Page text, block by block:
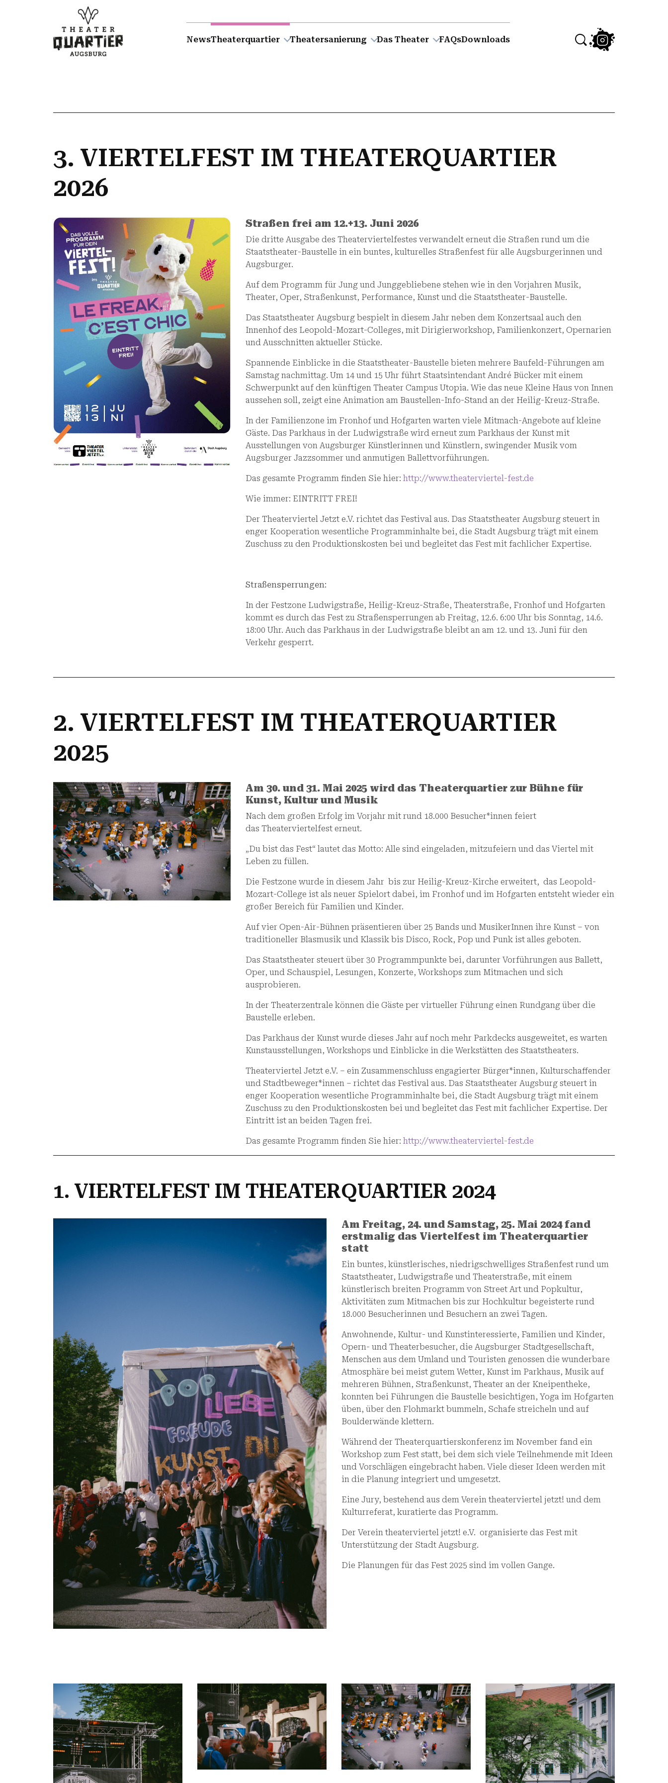
NewsTheaterquartier Theatersanierung Das Theater FAQsDownloads
3. VIERTELFEST IM THEATERQUARTIER
2026
Straßen frei am 12.+13. Juni 2026
Die dritte Ausgabe des Theaterviertelfestes verwandelt erneut die Straßen rund um die
Staatstheater-Baustelle in ein buntes, kulturelles Straßenfest für alle Augsburgerinnen und
Augsburger.
Auf dem Programm für Jung und Junggebliebene stehen wie in den Vorjahren Musik,
Theater, Oper, Straßenkunst, Performance, Kunst und die Staatstheater-Baustelle.
Das Staatstheater Augsburg bespielt in diesem Jahr neben dem Konzertsaal auch den
Innenhof des Leopold-Mozart-Colleges, mit Dirigierworkshop, Familienkonzert, Opernarien
und Ausschnitten aktueller Stücke.
Spannende Einblicke in die Staatstheater-Baustelle bieten mehrere Baufeld-Führungen am
Samstag nachmittag. Um 14 und 15 Uhr führt Staatsintendant André Bücker mit einem
Schwerpunkt auf den künftigen Theater Campus Utopia. Wie das neue Kleine Haus von Innen
aussehen soll, zeigt eine Animation am Baustellen-Info-Stand an der Heilig-Kreuz-Straße.
In der Familienzone im Fronhof und Hofgarten warten viele Mitmach-Angebote auf kleine
Gäste. Das Parkhaus in der Ludwigstraße wird erneut zum Parkhaus der Kunst mit
Ausstellungen von Augsburger Künstlerinnen und Künstlern, swingender Musik vom
Augsburger Jazzsommer und anmutigen Ballettvorführungen.
Das gesamte Programm finden Sie hier: http://www.theaterviertel-fest.de
Wie immer: EINTRITT FREI!
Der Theaterviertel Jetzt e.V. richtet das Festival aus. Das Staatstheater Augsburg steuert in
enger Kooperation wesentliche Programminhalte bei, die Stadt Augsburg trägt mit einem
Zuschuss zu den Produktionskosten bei und begleitet das Fest mit fachlicher Expertise.
Straßensperrungen:
In der Festzone Ludwigstraße, Heilig-Kreuz-Straße, Theaterstraße, Fronhof und Hofgarten
kommt es durch das Fest zu Straßensperrungen ab Freitag, 12.6. 6:00 Uhr bis Sonntag, 14.6.
18:00 Uhr. Auch das Parkhaus in der Ludwigstraße bleibt an am 12. und 13. Juni für den
Verkehr gesperrt.
2. VIERTELFEST IM THEATERQUARTIER
2025
Am 30. und 31. Mai 2025 wird das Theaterquartier zur Bühne für
Kunst, Kultur und Musik
Nach dem großen Erfolg im Vorjahr mit rund 18.000 Besucher*innen feiert
das Theaterviertelfest erneut.
„Du bist das Fest“ lautet das Motto: Alle sind eingeladen, mitzufeiern und das Viertel mit
Leben zu füllen.
Die Festzone wurde in diesem Jahr bis zur Heilig-Kreuz-Kirche erweitert, das Leopold-
Mozart-College ist als neuer Spielort dabei, im Fronhof und im Hofgarten entsteht wieder ein
großer Bereich für Familien und Kinder.
Auf vier Open-Air-Bühnen präsentieren über 25 Bands und MusikerInnen ihre Kunst – von
traditioneller Blasmusik und Klassik bis Disco, Rock, Pop und Punk ist alles geboten.
Das Staatstheater steuert über 30 Programmpunkte bei, darunter Vorführungen aus Ballett,
Oper, und Schauspiel, Lesungen, Konzerte, Workshops zum Mitmachen und sich
ausprobieren.
In der Theaterzentrale können die Gäste per virtueller Führung einen Rundgang über die
Baustelle erleben.
Das Parkhaus der Kunst wurde dieses Jahr auf noch mehr Parkdecks ausgeweitet, es warten
Kunstausstellungen, Workshops und Einblicke in die Werkstätten des Staatstheaters.
Theaterviertel Jetzt e.V. – ein Zusammenschluss engagierter Bürger*innen, Kulturschaffender
und Stadtbeweger*innen – richtet das Festival aus. Das Staatstheater Augsburg steuert in
enger Kooperation wesentliche Programminhalte bei, die Stadt Augsburg trägt mit einem
Zuschuss zu den Produktionskosten bei und begleitet das Fest mit fachlicher Expertise. Der
Eintritt ist an beiden Tagen frei.
Das gesamte Programm finden Sie hier: http://www.theaterviertel-fest.de
1. VIERTELFEST IM THEATERQUARTIER 2024
Am Freitag, 24. und Samstag, 25. Mai 2024 fand
erstmalig das Viertelfest im Theaterquartier
statt
Ein buntes, künstlerisches, niedrigschwelliges Straßenfest rund um
Staatstheater, Ludwigstraße und Theaterstraße, mit einem
künstlerisch breiten Programm von Street Art und Popkultur,
Aktivitäten zum Mitmachen bis zur Hochkultur begeisterte rund
18.000 Besucherinnen und Besuchern an zwei Tagen.
Anwohnende, Kultur- und Kunstinteressierte, Familien und Kinder,
Opern- und Theaterbesucher, die Augsburger Stadtgesellschaft,
Menschen aus dem Umland und Touristen genossen die wunderbare
Atmosphäre bei meist gutem Wetter, Kunst im Parkhaus, Musik auf
mehreren Bühnen, Straßenkunst, Theater an der Kneipentheke,
konnten bei Führungen die Baustelle besichtigen, Yoga im Hofgarten
üben, über den Flohmarkt bummeln, Schafe streicheln und auf
Boulderwände klettern.
Während der Theaterquartierskonferenz im November fand ein
Workshop zum Fest statt, bei dem sich viele Teilnehmende mit Ideen
und Vorschlägen eingebracht haben. Viele dieser Ideen werden mit
in die Planung integriert und umgesetzt.
Eine Jury, bestehend aus dem Verein theaterviertel jetzt! und dem
Kulturreferat, kuratierte das Programm.
Der Verein theaterviertel jetzt! e.V. organisierte das Fest mit
Unterstützung der Stadt Augsburg.
Die Planungen für das Fest 2025 sind im vollen Gange.